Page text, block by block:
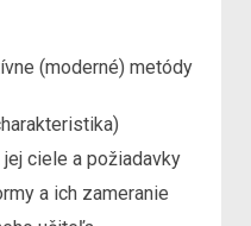
(moderné) metódy
ciele a požiadavky
a ich zameranie